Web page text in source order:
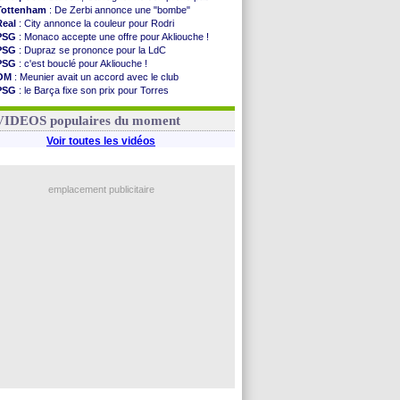
: De Zerbi annonce une "bombe"
: City annonce la couleur pour Rodri
: Monaco accepte une offre pour Akliouche !
: Dupraz se prononce pour la LdC
: c'est bouclé pour Akliouche !
: Meunier avait un accord avec le club
: le Barça fixe son prix pour Torres
: Infantino sollicite Trump
populaires du moment
Voir toutes les vidéos
emplacement publicitaire